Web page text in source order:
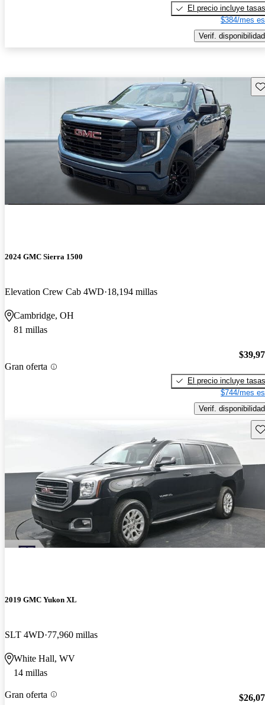
El precio incluye tasas
$384/mes
Verif. disponibilidad
2024 GMC Sierra 1500
Elevation Crew Cab 4WD 18,194 millas
Cambridge, OH
81 millas
Gran oferta
El precio incluye tasas
$744/mes
Verif. disponibilidad
2019 GMC Yukon XL
SLT 4WD 77,960 millas
White Hall, WV
14 millas
Gran oferta